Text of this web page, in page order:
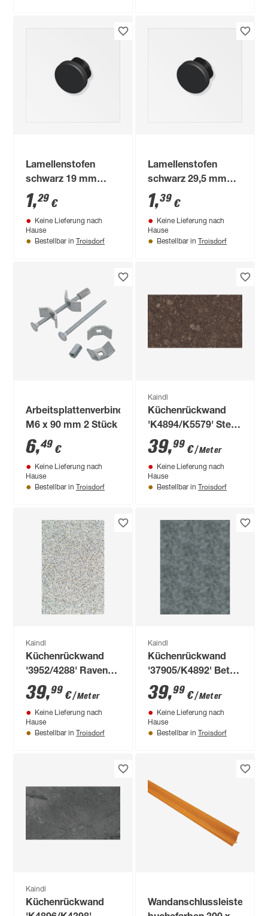
Lamellenstofen
schwarz 19 mm
rund, 2 Stück
1,29 €
Keine Lieferung nach
Hause
Bestellbar in Troisdorf
Lamellenstofen
schwarz 29,5 mm
rund, 2 Stück
1,39 €
Keine Lieferung nach
Hause
Bestellbar in Troisdorf
Arbeitsplattenverbinder
M6 x 90 mm 2 Stück
6,49 €
Keine Lieferung nach
Hause
Bestellbar in Troisdorf
Kaindl
Küchenrückwand
'K4894/K5579' Steel
Grey Coffee/Oxid
dunkelbraun,
beidseitiges Dekor
4100 x 640 x 15 mm
39,99 €/ Meter
Keine Lieferung nach
Hause
Bestellbar in Troisdorf
Kaindl
Küchenrückwand
'3952/4288' Ravenna
grau/Granito
anthrazit,
beidseitiges Dekor
4100 x 640 x 15 mm
39,99 €/ Meter
Keine Lieferung nach
Hause
Bestellbar in Troisdorf
Kaindl
Küchenrückwand
'37905/K4892' Beton
Art/Pietra grau,
beidseitiges Dekor
4100 x 640 x 15 mm
39,99 €/ Meter
Keine Lieferung nach
Hause
Bestellbar in Troisdorf
Kaindl
Küchenrückwand
Wandanschlussleiste